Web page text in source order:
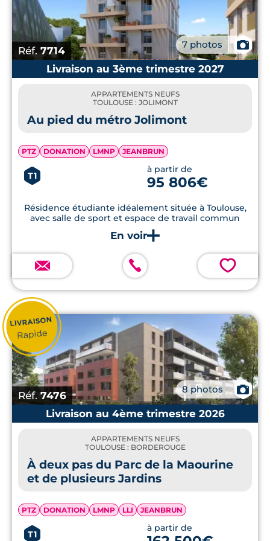
Réf. 7714 7 photos
📷
Livraison au 3ème trimestre 2027
APPARTEMENTS NEUFS
TOULOUSE : JOLIMONT
Au pied du métro Jolimont
PTZ DONATION LMNP JEANBRUN
T1
à partir de
95 806€
Résidence étudiante idéalement située à Toulouse,
avec salle de sport et espace de travail commun
💗
Réf.7476 8 photos
📷
Livraison au 4ème trimestre 2026
APPARTEMENTS NEUFS
TOULOUSE : BORDEROUGE
À deux pas du Parc de la Maourine
et de plusieurs Jardins
PTZ DONATION LMNP LLI JEANBRUN
T1
à partir de